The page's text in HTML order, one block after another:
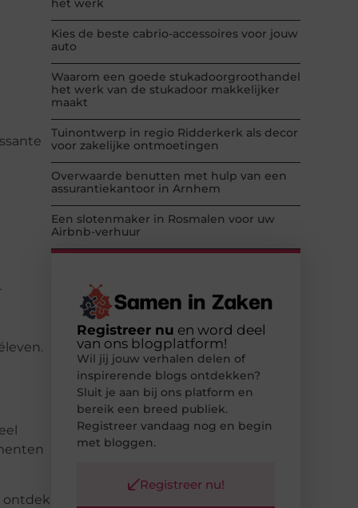
ontdek
het werk
Kies de beste cabrio-accessoires voor jouw
auto
Waarom een goede stukadoorgroothandel
het werk van de stukadoor makkelijker
maakt
Tuinontwerp in regio Ridderkerk als decor
voor zakelijke ontmoetingen
Overwaarde benutten met hulp van een
assurantiekantoor in Arnhem
Een slotenmaker in Rosmalen voor uw
Airbnb-verhuur
Registreer nu en word deel
van ons blogplatform!
Wil jij jouw verhalen delen of
inspirerende blogs ontdekken?
Sluit je aan bij ons platform en
bereik een breed publiek.
Registreer vandaag nog en begin
met bloggen.
Registreer nu!